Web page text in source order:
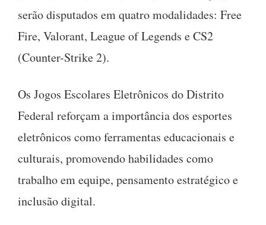
serão disputados em quatro modalidades: Free
Fire, Valorant, League of Legends e CS2
(Counter-Strike 2).
Os Jogos Escolares Eletrônicos do Distrito
Federal reforçam a importância dos esportes
eletrônicos como ferramentas educacionais e
culturais, promovendo habilidades como
trabalho em equipe, pensamento estratégico e
inclusão digital.